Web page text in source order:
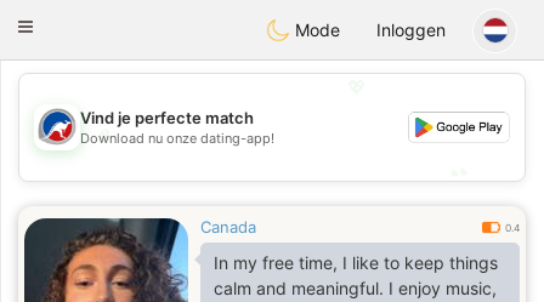
AustraliaChat
Toggle
Mode Inloggen
💖
💕
Vind je perfecte match
Download nu onze dating-app!
Canada 0.4
In my free time, I like to keep things
calm and meaningful. I enjoy music,